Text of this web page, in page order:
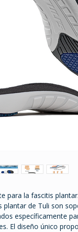
para la fascitis plantar.
plantar de Tuli son
específicamente
El diseño único